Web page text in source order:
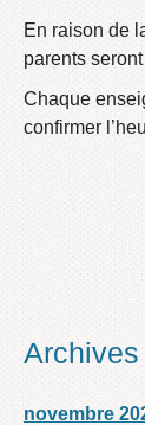
En raison de
parents
Chaque
confirmer
Archives
novembre